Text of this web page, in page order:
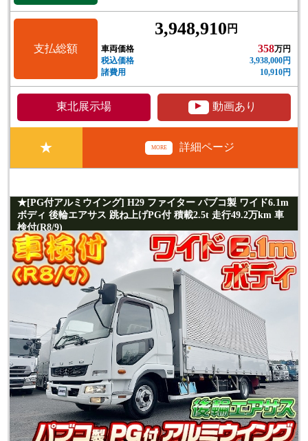
支払総額
3,948,910 円
車両価格 358万円
税込価格
3,938,000円
諸費用
10,910円
東北展示場 ▲ 動画あり
★ MORE 詳細ページ
★[PG付アルミウイング] H29 ファイター パブコ製 ワイド6.1m
ボディ 後輪エアサス 跳ね上げPG付 積載2.5t 走行49.2万km 車
検付(R8/9)